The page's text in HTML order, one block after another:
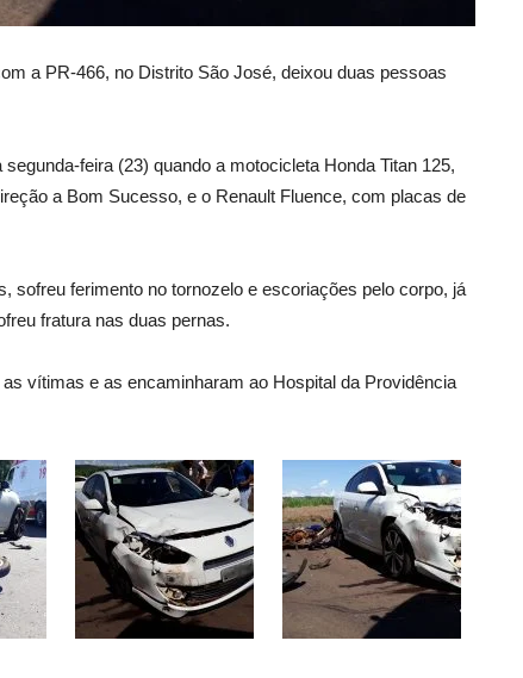
a PR-466, no Distrito São José, deixou duas pessoas
feira (23) quando a motocicleta Honda Titan 125,
a Bom Sucesso, e o Renault Fluence, com placas de
sofreu ferimento no tornozelo e escoriações pelo corpo, já
fratura nas duas pernas.
vítimas e as encaminharam ao Hospital da Providência